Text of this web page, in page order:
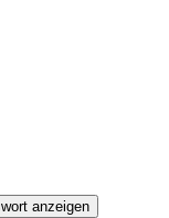
anzeigen